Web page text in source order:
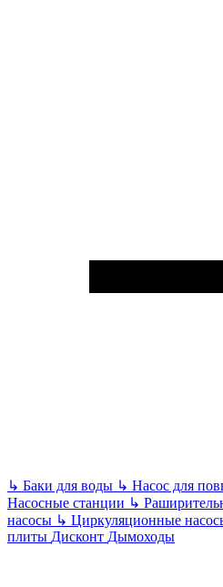
↳ Баки для воды ↳ Насос для
Насосные станции ↳
насосы ↳ Циркуляционные
плиты Дисконт Дымоходы